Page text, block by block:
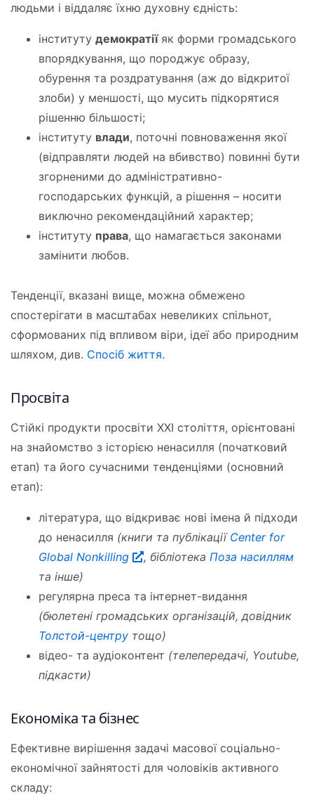
людьми і віддаляє їхню духовну єдність:
інституту демократіїяк форми громадського
впорядкування, що породжує образу,
обурення та роздратування (аж до відкритої
злоби) у меншості, що мусить підкорятися
рішенню більшості;
інституту влади, поточні повноваження якої
(відправляти людей на вбивство) повинні бути
згорненими до адміністративно-
господарських функцій, а рішення – носити
виключно рекомендаційний характер;
інституту права, що намагається законами
замінити любов.
Тенденції, вказані вище, можна обмежено
спостерігати в масштабах невеликих спільнот,
сформованих під впливом віри, ідеї або природним
шляхом, див. Спосіб життя.
Просвіта
Стійкі продукти просвіти ХХІ століття, орієнтовані
на знайомство з історією ненасилля (початковий
етап) та його сучасними тенденціями (основний
етап):
література, що відкриває нові імена й підходи
до ненасилля (книги та публікації Center for
Global Nonkilling
, бібліотека Поза насиллям
та інше)
регулярна преса та інтернет-видання
(бюлетені громадських організацій, довідник
Толстой-центру тощо)
відео- та аудіоконтент (телепередачі, Youtube,
підкасти)
Економіка та бізнес
Ефективне вирішення задачі масової соціально-
економічної зайнятості для чоловіків активного
складу: